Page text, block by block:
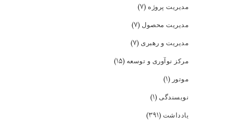
مدیریت پروژه (۷)
مدیریت محصول (۷)
مدیریت و رهبری (۷)
مرکز نوآوری و توسعه (۱۵)
موتور (۱)
نویسندگی (۱)
یادداشت (۳۹۱)